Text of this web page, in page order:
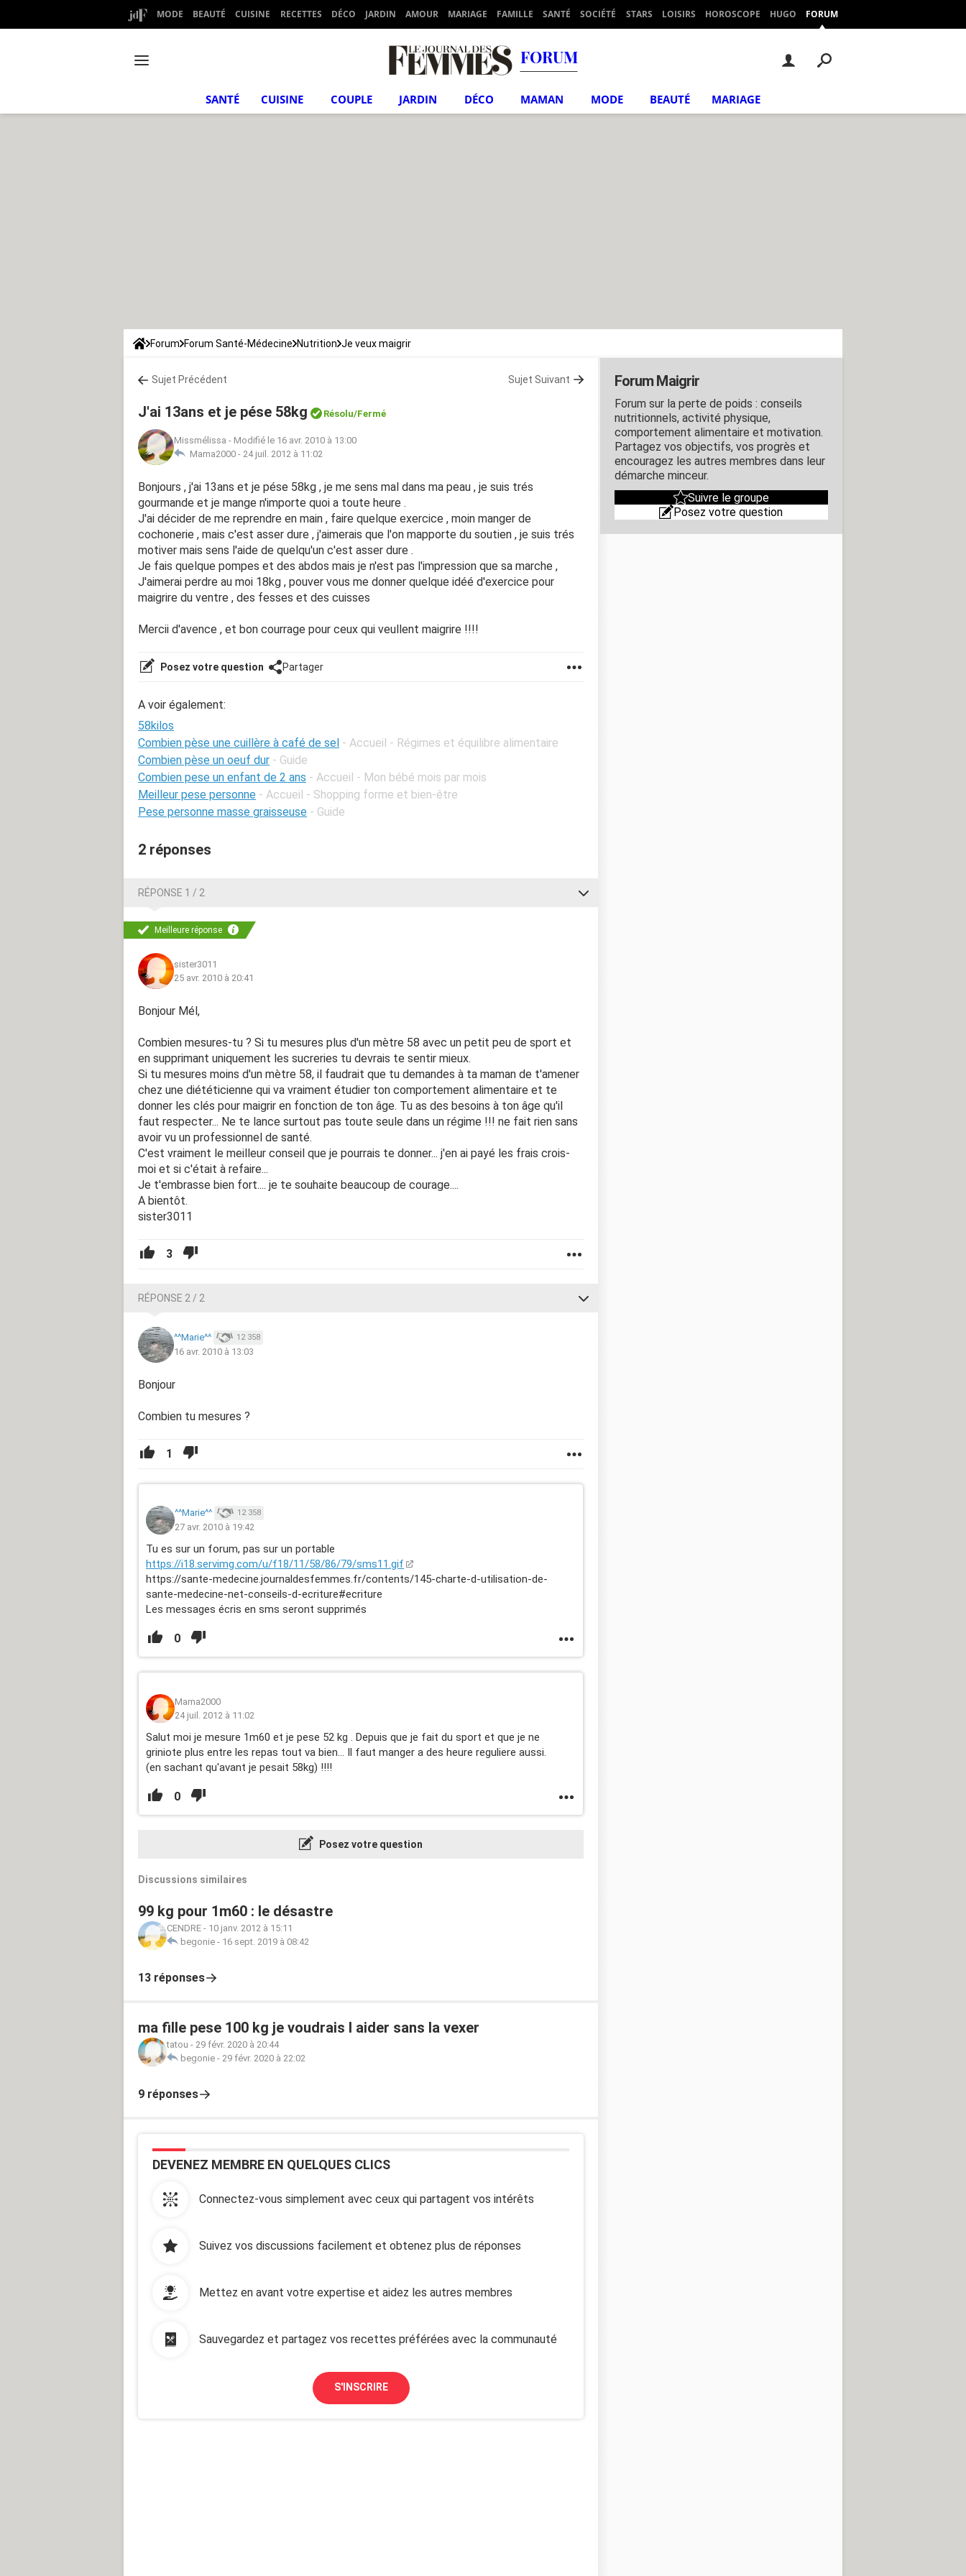
MODE BEAUTÉ CUISINE RECETTES DÉCO JARDIN AMOUR MARIAGE FAMILLE SANTÉ SOCIÉTÉ STARS LOISIRS HOROSCOPE HUGO FORUM
FORUM
SANTÉ CUISINE COUPLE JARDIN DÉCO MAMAN MODE BEAUTÉ MARIAGE
Forum Forum Santé-Médecine Nutrition Je veux maigrir
Sujet Précédent Sujet Suivant
J'ai 13ans et je pése 58kg Résolu/Fermé
Missmélissa - Modifié le 16 avr. 2010 à 13:00
Mama2000 - 24 juil. 2012 à 11:02
Bonjours , j'ai 13ans et je pése 58kg , je me sens mal dans ma peau , je suis trés
gourmande et je mange n'importe quoi a toute heure .
J'ai décider de me reprendre en main , faire quelque exercice , moin manger de
cochonerie , mais c'est asser dure , j'aimerais que l'on mapporte du soutien , je suis trés
motiver mais sens l'aide de quelqu'un c'est asser dure .
Je fais quelque pompes et des abdos mais je n'est pas l'impression que sa marche ,
J'aimerai perdre au moi 18kg , pouver vous me donner quelque idéé d'exercice pour
maigrire du ventre , des fesses et des cuisses
Mercii d'avence , et bon courrage pour ceux qui veullent maigrire !!!!
Posez votre question Partager
A voir également:
58kilos
Combien pèse une cuillère à café de sel - Accueil - Régimes et équilibre alimentaire
Combien pèse un oeuf dur - Guide
Combien pese un enfant de 2 ans - Accueil - Mon bébé mois par mois
Meilleur pese personne - Accueil - Shopping forme et bien-être
Pese personne masse graisseuse - Guide
2 réponses
RÉPONSE 1 / 2
Meilleure réponse
sister3011
25 avr. 2010 à 20:41
Bonjour Mél,
Combien mesures-tu ? Si tu mesures plus d'un mètre 58 avec un petit peu de sport et
en supprimant uniquement les sucreries tu devrais te sentir mieux.
Si tu mesures moins d'un mètre 58, il faudrait que tu demandes à ta maman de t'amener
chez une diététicienne qui va vraiment étudier ton comportement alimentaire et te
donner les clés pour maigrir en fonction de ton âge. Tu as des besoins à ton âge qu'il
faut respecter... Ne te lance surtout pas toute seule dans un régime !!! ne fait rien sans
avoir vu un professionnel de santé.
C'est vraiment le meilleur conseil que je pourrais te donner... j'en ai payé les frais crois-
moi et si c'était à refaire...
Je t'embrasse bien fort.... je te souhaite beaucoup de courage....
A bientôt.
sister3011
3
RÉPONSE 2 / 2
^^Marie^^ 12 358
16 avr. 2010 à 13:03
Bonjour
Combien tu mesures ?
1
^^Marie^^ 12 358
27 avr. 2010 à 19:42
Tu es sur un forum, pas sur un portable
https://i18.servimg.com/u/f18/11/58/86/79/sms11.gif
https://sante-medecine.journaldesfemmes.fr/contents/145-charte-d-utilisation-de-
sante-medecine-net-conseils-d-ecriture#ecriture
Les messages écris en sms seront supprimés
0
Mama2000
24 juil. 2012 à 11:02
Salut moi je mesure 1m60 et je pese 52 kg . Depuis que je fait du sport et que je ne
griniote plus entre les repas tout va bien... Il faut manger a des heure reguliere aussi.
(en sachant qu'avant je pesait 58kg) !!!!
0
Posez votre question
Discussions similaires
99 kg pour 1m60 : le désastre
CENDRE - 10 janv. 2012 à 15:11
begonie - 16 sept. 2019 à 08:42
13 réponses
ma fille pese 100 kg je voudrais l aider sans la vexer
tatou - 29 févr. 2020 à 20:44
begonie - 29 févr. 2020 à 22:02
9 réponses
DEVENEZ MEMBRE EN QUELQUES CLICS
Connectez-vous simplement avec ceux qui partagent vos intérêts
Suivez vos discussions facilement et obtenez plus de réponses
Mettez en avant votre expertise et aidez les autres membres
Sauvegardez et partagez vos recettes préférées avec la communauté
S'INSCRIRE
Forum Maigrir
Forum sur la perte de poids : conseils
nutritionnels, activité physique,
comportement alimentaire et motivation.
Partagez vos objectifs, vos progrès et
encouragez les autres membres dans leur
démarche minceur.
Suivre le groupe
Posez votre question